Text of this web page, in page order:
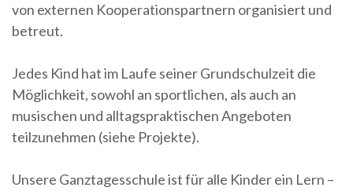
von externen Kooperationspartnern organisiert und
betreut.
Jedes Kind hat im Laufe seiner Grundschulzeit die
Möglichkeit, sowohl an sportlichen, als auch an
musischen und alltagspraktischen Angeboten
teilzunehmen (siehe Projekte).
Unsere Ganztagesschule ist für alle Kinder ein Lern –